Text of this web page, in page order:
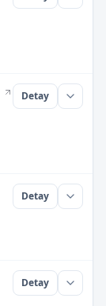
Detay
Detay
Detay